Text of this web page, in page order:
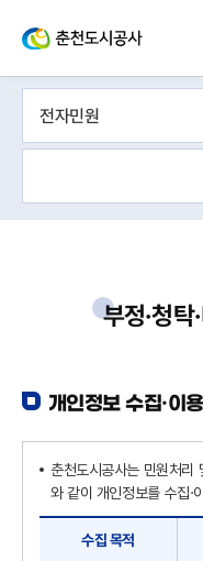
전자민원
부정·청
개인정보 수집·이
춘천도시공사는 민원처리
와 같이 개인정보를 수집·
수집 목적